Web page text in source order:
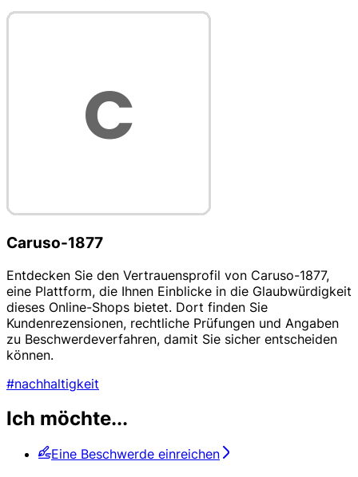
Caruso-1877
Entdecken Sie den Vertrauensprofil von Caruso-1877,
eine Plattform, die Ihnen Einblicke in die Glaubwürdigkeit
dieses Online-Shops bietet. Dort finden Sie
Kundenrezensionen, rechtliche Prüfungen und Angaben
zu Beschwerdeverfahren, damit Sie sicher entscheiden
können.
#nachhaltigkeit
Ich möchte...
Eine Beschwerde einreichen